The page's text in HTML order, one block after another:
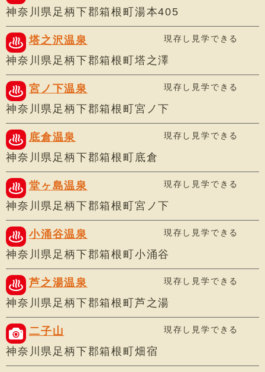
神奈川県足柄下郡箱根町湯本405
塔之沢温泉 現存し見学できる
神奈川県足柄下郡箱根町塔之澤
宮ノ下温泉 現存し見学できる
神奈川県足柄下郡箱根町宮ノ下
底倉温泉 現存し見学できる
神奈川県足柄下郡箱根町底倉
堂ヶ島温泉 現存し見学できる
神奈川県足柄下郡箱根町宮ノ下
小涌谷温泉 現存し見学できる
神奈川県足柄下郡箱根町小涌谷
芦之湯温泉 現存し見学できる
神奈川県足柄下郡箱根町芦之湯
二子山 現存し見学できる
神奈川県足柄下郡箱根町畑宿